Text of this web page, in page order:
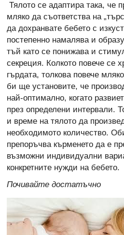
Тялото се адаптира така, че
мляко да съответства на
да дохранвате бебето с
постепенно намалява и
тъй като се понижава и
секреция. Колкото повече се
гърдата, толкова повече
би ще установите, че
най-оптимално, когато
през определени интервали.
и време на тялото да
необходимото количество.
препоръчва кърменето да е
възможни индивидуални
конкретните нужди на бебето.
Почивайте достатъчно